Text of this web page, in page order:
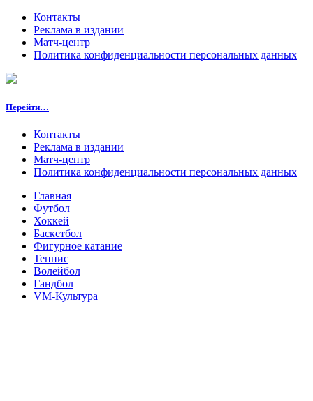
Контакты
Реклама в издании
Матч-центр
Политика конфиденциальности персональных данных
Перейти…
Контакты
Реклама в издании
Матч-центр
Политика конфиденциальности персональных данных
Главная
Футбол
Хоккей
Баскетбол
Фигурное катание
Теннис
Волейбол
Гандбол
VM-Культура